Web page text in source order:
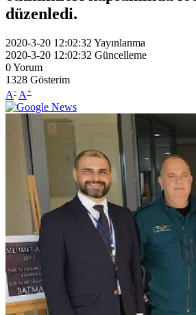
düzenledi.
2020-3-20 12:02:32 Yayınlanma
2020-3-20 12:02:32 Güncelleme
0Yorum
1328 Gösterim
A- A+